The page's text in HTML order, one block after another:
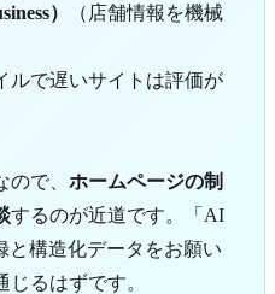
）
（店舗情報を機械
ルで遅いサイトは評価が
で、 ホームページの制
するのが近道です。「AI
と構造化データをお願い
るはずです。